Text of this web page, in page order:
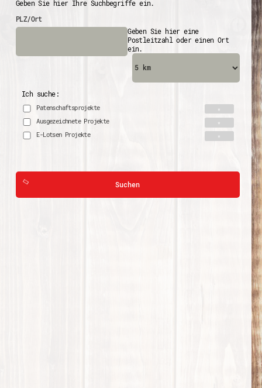
Geben Sie hier Ihre Suchbegriffe ein.
PLZ/Ort
Geben Sie hier eine
Postleitzahl oder einen Ort
ein.
Ich suche:
Patenschaftsprojekte
Ausgezeichnete Projekte
E-Lotsen Projekte
Suchen